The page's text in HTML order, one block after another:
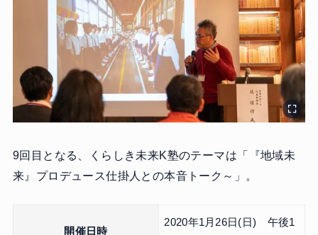
9回目となる、くらしき未来K塾のテーマは「『地域未
来』プロデュース仕掛人との本音トーク～」。
開催日時
2020年1月26日(日) 午後1